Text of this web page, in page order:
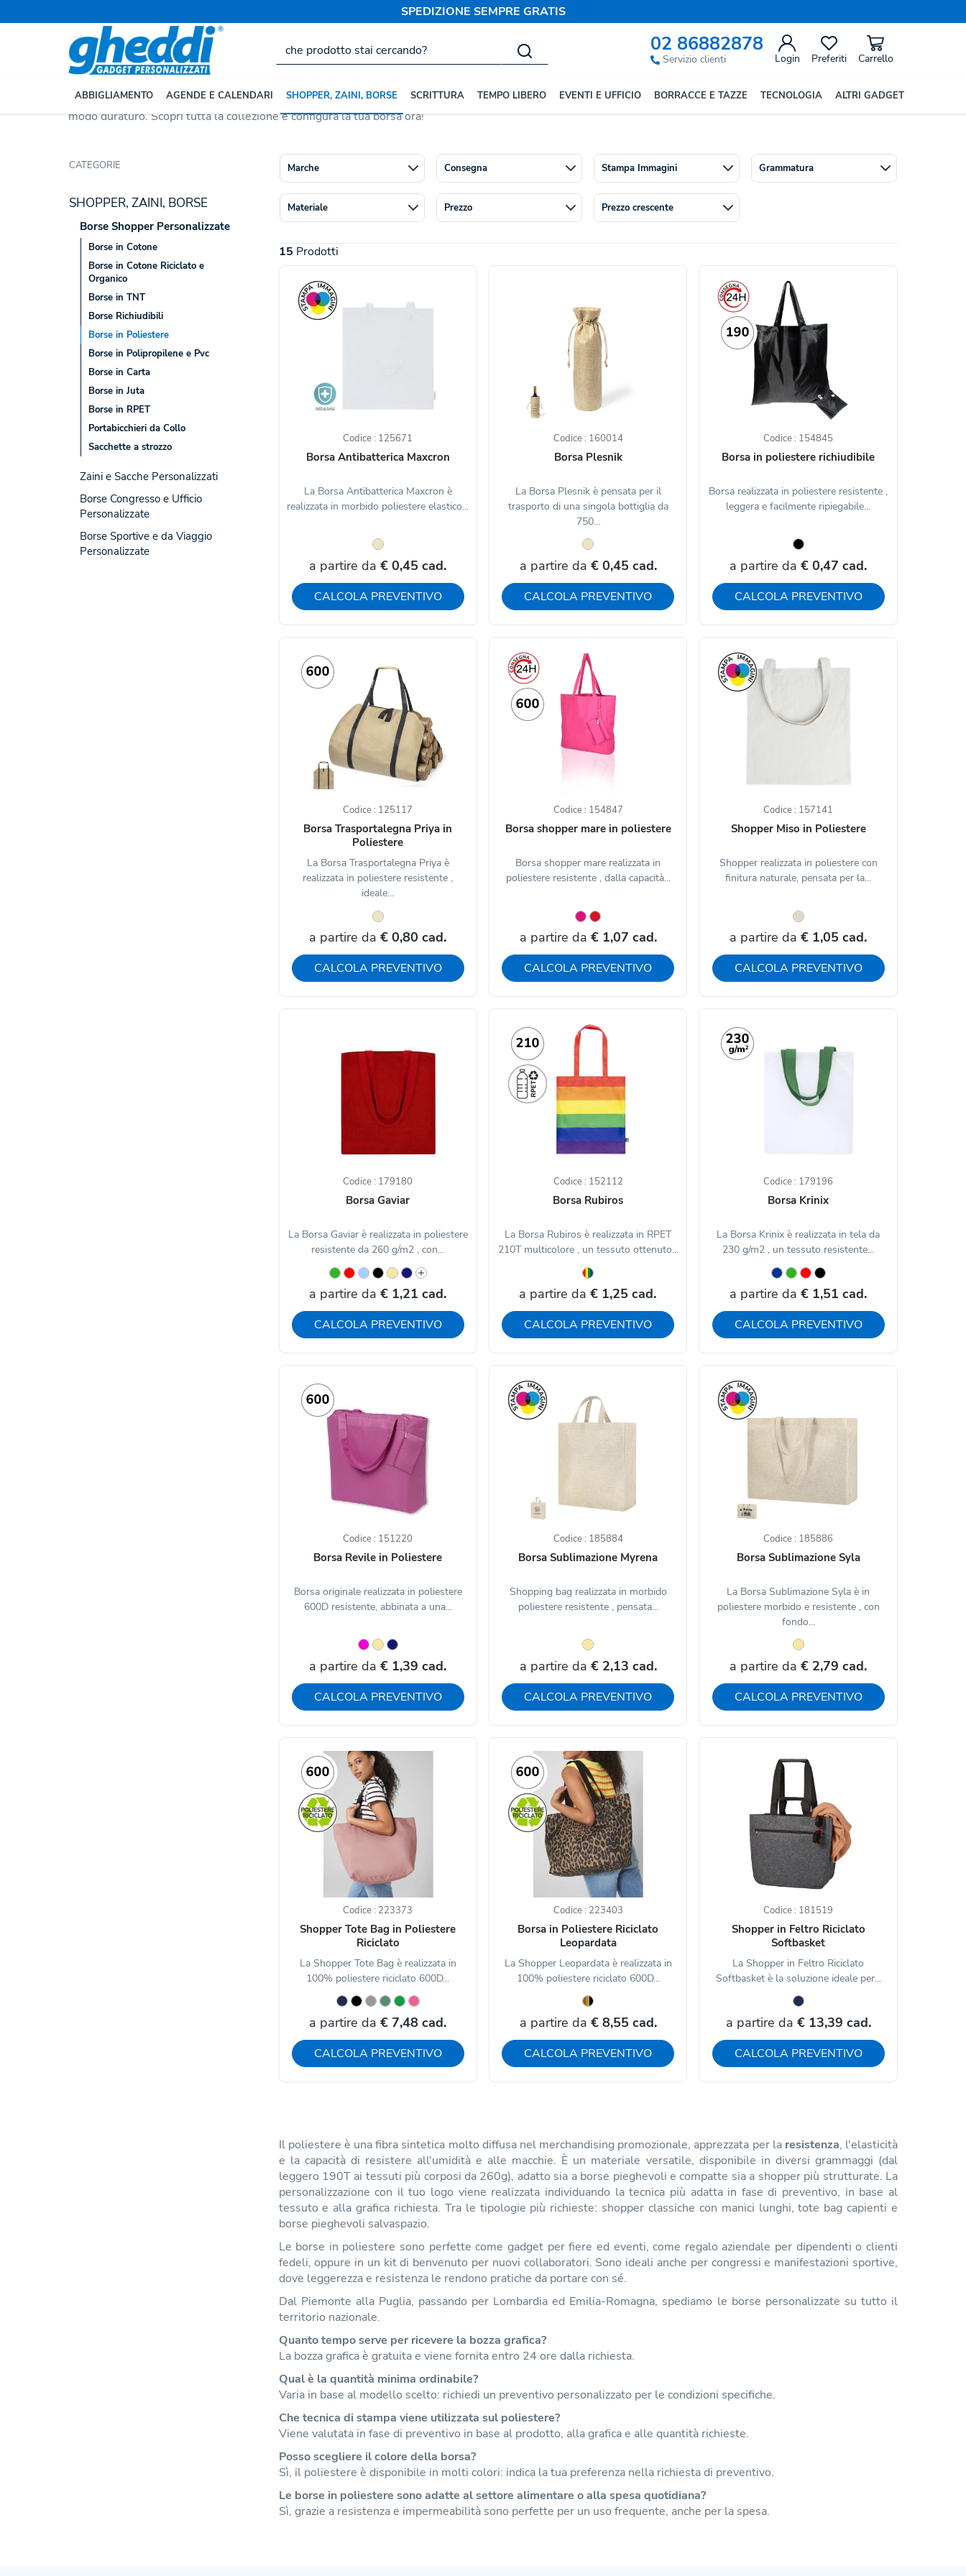
SPEDIZIONE SEMPRE GRATIS
02 86882878
Servizio clienti Login Preferiti Carrello
ABBIGLIAMENTO AGENDE E CALENDARI SHOPPER, ZAINI, BORSE SCRITTURA TEMPO LIBERO EVENTI E UFFICIO BORRACCE E TAZZE TECNOLOGIA ALTRI GADGET
Borse in Poliestere
Borse Shopper Poliestere Personalizzate
trovishopper,tote bageborse pieghevoli, disponibili in svariati grammaggi e colori. Materiale facile da stampare, perfetto per veicolare il logo aziendale in
modo duraturo. Scopri tutta la collezione e configura la tua borsa ora!
CATEGORIE
SHOPPER, ZAINI, BORSE
Borse Shopper Personalizzate
Borse in Cotone
Borse in Cotone Riciclato e
Organico
Borse in TNT
Borse Richiudibili
Borse in Poliestere
Borse in Polipropilene e Pvc
Borse in Carta
Borse in Juta
Borse in RPET
Portabicchieri da Collo
Sacchette a strozzo
Zaini e Sacche Personalizzati
Borse Congresso e Ufficio
Personalizzate
Borse Sportive e da Viaggio
Personalizzate
Marche Consegna Stampa Immagini Grammatura
Materiale Prezzo Prezzo crescente
15 Prodotti
Codice : 125671
Borsa Antibatterica Maxcron
La Borsa Antibatterica Maxcron è
realizzata in morbido poliestere elastico...
a partire da € 0,45 cad.
CALCOLA PREVENTIVO
Codice : 160014
Borsa Plesnik
La Borsa Plesnik è pensata per il
trasporto di una singola bottiglia da
750...
a partire da € 0,45 cad.
CALCOLA PREVENTIVO
Codice : 154845
Borsa in poliestere richiudibile
Borsa realizzata in poliestere resistente ,
leggera e facilmente ripiegabile...
a partire da € 0,47 cad.
CALCOLA PREVENTIVO
Codice : 125117
Borsa Trasportalegna Priya in
Poliestere
La Borsa Trasportalegna Priya è
realizzata in poliestere resistente ,
ideale...
a partire da € 0,80 cad.
CALCOLA PREVENTIVO
Codice : 154847
Borsa shopper mare in poliestere
Borsa shopper mare realizzata in
poliestere resistente , dalla capacità...
a partire da € 1,07 cad.
CALCOLA PREVENTIVO
Codice : 157141
Shopper Miso in Poliestere
Shopper realizzata in poliestere con
finitura naturale, pensata per la...
a partire da € 1,05 cad.
CALCOLA PREVENTIVO
Codice : 179180
Borsa Gaviar
La Borsa Gaviar è realizzata in poliestere
resistente da 260 g/m2 , con...
a partire da € 1,21 cad.
CALCOLA PREVENTIVO
Codice : 152112
Borsa Rubiros
La Borsa Rubiros è realizzata in RPET
210T multicolore , un tessuto ottenuto...
a partire da € 1,25 cad.
CALCOLA PREVENTIVO
Codice : 179196
Borsa Krinix
La Borsa Krinix è realizzata in tela da
230 g/m2 , un tessuto resistente...
a partire da € 1,51 cad.
CALCOLA PREVENTIVO
Codice : 151220
Borsa Revile in Poliestere
Borsa originale realizzata in poliestere
600D resistente, abbinata a una...
a partire da € 1,39 cad.
CALCOLA PREVENTIVO
Codice : 185884
Borsa Sublimazione Myrena
Shopping bag realizzata in morbido
poliestere resistente , pensata...
a partire da € 2,13 cad.
CALCOLA PREVENTIVO
Codice : 185886
Borsa Sublimazione Syla
La Borsa Sublimazione Syla è in
poliestere morbido e resistente , con
fondo...
a partire da € 2,79 cad.
CALCOLA PREVENTIVO
Codice : 223373
Shopper Tote Bag in Poliestere
Riciclato
La Shopper Tote Bag è realizzata in
100% poliestere riciclato 600D...
a partire da € 7,48 cad.
CALCOLA PREVENTIVO
Codice : 223403
Borsa in Poliestere Riciclato
Leopardata
La Shopper Leopardata è realizzata in
100% poliestere riciclato 600D...
a partire da € 8,55 cad.
CALCOLA PREVENTIVO
Codice : 181519
Shopper in Feltro Riciclato
Softbasket
La Shopper in Feltro Riciclato
Softbasket è la soluzione ideale per...
a partire da € 13,39 cad.
CALCOLA PREVENTIVO
Il poliestere è una fibra sintetica molto diffusa nel merchandising promozionale, apprezzata per la resistenza, l'elasticità
e la capacità di resistere all'umidità e alle macchie. È un materiale versatile, disponibile in diversi grammaggi (dal
leggero 190T ai tessuti più corposi da 260g), adatto sia a borse pieghevoli e compatte sia a shopper più strutturate. La
personalizzazione con il tuo logo viene realizzata individuando la tecnica più adatta in fase di preventivo, in base al
tessuto e alla grafica richiesta. Tra le tipologie più richieste: shopper classiche con manici lunghi, tote bag capienti e
borse pieghevoli salvaspazio.
Le borse in poliestere sono perfette come gadget per fiere ed eventi, come regalo aziendale per dipendenti o clienti
fedeli, oppure in un kit di benvenuto per nuovi collaboratori. Sono ideali anche per congressi e manifestazioni sportive,
dove leggerezza e resistenza le rendono pratiche da portare con sé.
Dal Piemonte alla Puglia, passando per Lombardia ed Emilia-Romagna, spediamo le borse personalizzate su tutto il
territorio nazionale.
Quanto tempo serve per ricevere la bozza grafica?
La bozza grafica è gratuita e viene fornita entro 24 ore dalla richiesta.
Qual è la quantità minima ordinabile?
Varia in base al modello scelto: richiedi un preventivo personalizzato per le condizioni specifiche.
Che tecnica di stampa viene utilizzata sul poliestere?
Viene valutata in fase di preventivo in base al prodotto, alla grafica e alle quantità richieste.
Posso scegliere il colore della borsa?
Sì, il poliestere è disponibile in molti colori: indica la tua preferenza nella richiesta di preventivo.
Le borse in poliestere sono adatte al settore alimentare o alla spesa quotidiana?
Sì, grazie a resistenza e impermeabilità sono perfette per un uso frequente, anche per la spesa.